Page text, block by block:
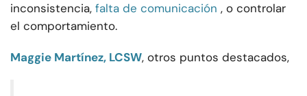
inconsistencia, falta de comunicación , o controlar
el comportamiento.
Maggie Martínez, LCSW, otros puntos destacados,